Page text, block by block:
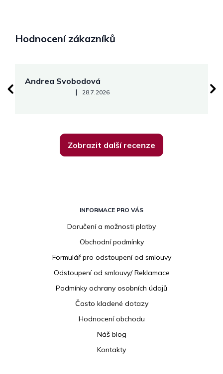
Hodnocení zákazníků
Andrea Svobodová
Hodnocení obchodu je 5 z 5 hvězdiček.
| 28.7.2026
Zobrazit další recenze
INFORMACE PRO VÁS
Doručení a možnosti platby
Obchodní podmínky
Formulář pro odstoupení od smlouvy
Odstoupení od smlouvy/ Reklamace
Podmínky ochrany osobních údajů
Často kladené dotazy
Hodnocení obchodu
Náš blog
Kontakty